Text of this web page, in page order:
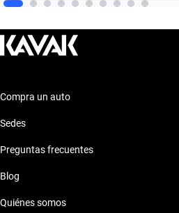
Compra un auto
Sedes
Preguntas frecuentes
Blog
Quiénes somos